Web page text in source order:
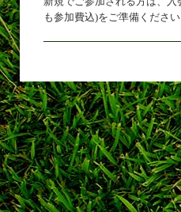
も参加費込)をご準備ください